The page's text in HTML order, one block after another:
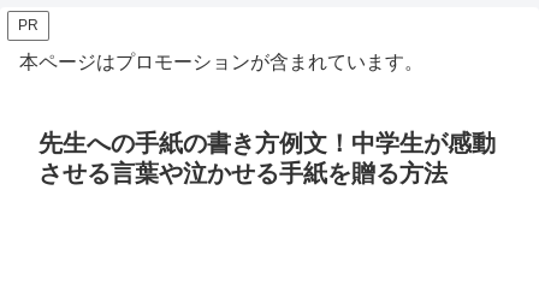
PR
本ページはプロモーションが含まれています。
先生への手紙の書き方例文！中学生が感動
させる言葉や泣かせる手紙を贈る方法